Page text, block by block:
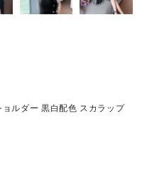
ョルダー 黒白配色 スカラップ